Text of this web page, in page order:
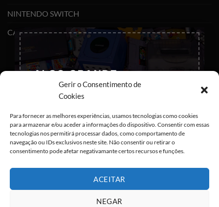
ALGO GRANDE
ESTÁ PARA
CHEGAR ;) !
Deixa-nos os teus dados para que
possas ser notificado em primeira
mão
Eu concordo com o armazenamento dos
×
Gerir o Consentimento de
Cookies
Para fornecer as melhores experiências, usamos tecnologias como cookies
para armazenar e/ou aceder a informações do dispositivo. Consentir com essas
tecnologias nos permitirá processar dados, como comportamento de
navegação ou IDs exclusivos neste site. Não consentir ou retirar o
consentimento pode afetar negativamante certos recursos e funções.
ACEITAR
NEGAR
NINTENDO SWITCH
CABOS E ADAPTADORES TYPE-C